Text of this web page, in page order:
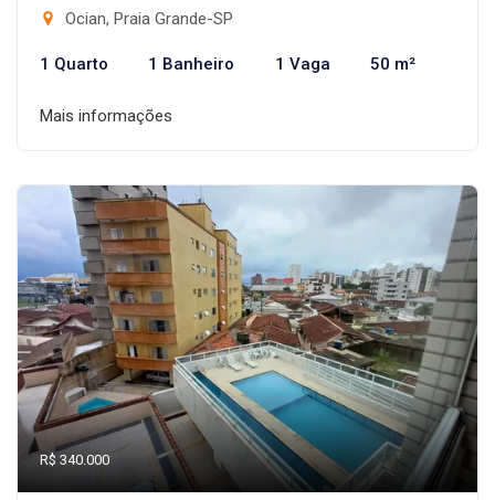
Ocian, Praia Grande-SP
1 Quarto 1 Banheiro 1 Vaga 50 m²
Mais informações
R$ 340.000